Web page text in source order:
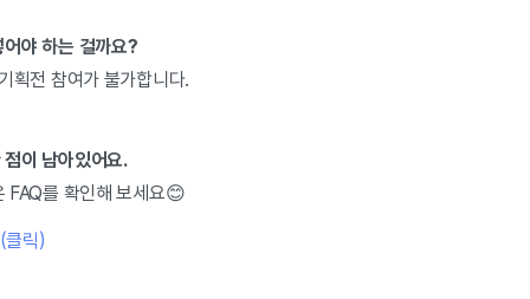
야 하는 걸까요?
획전 참여가 불가합니다.
이 남아있어요.
FAQ를 확인해 보세요😊
클릭)